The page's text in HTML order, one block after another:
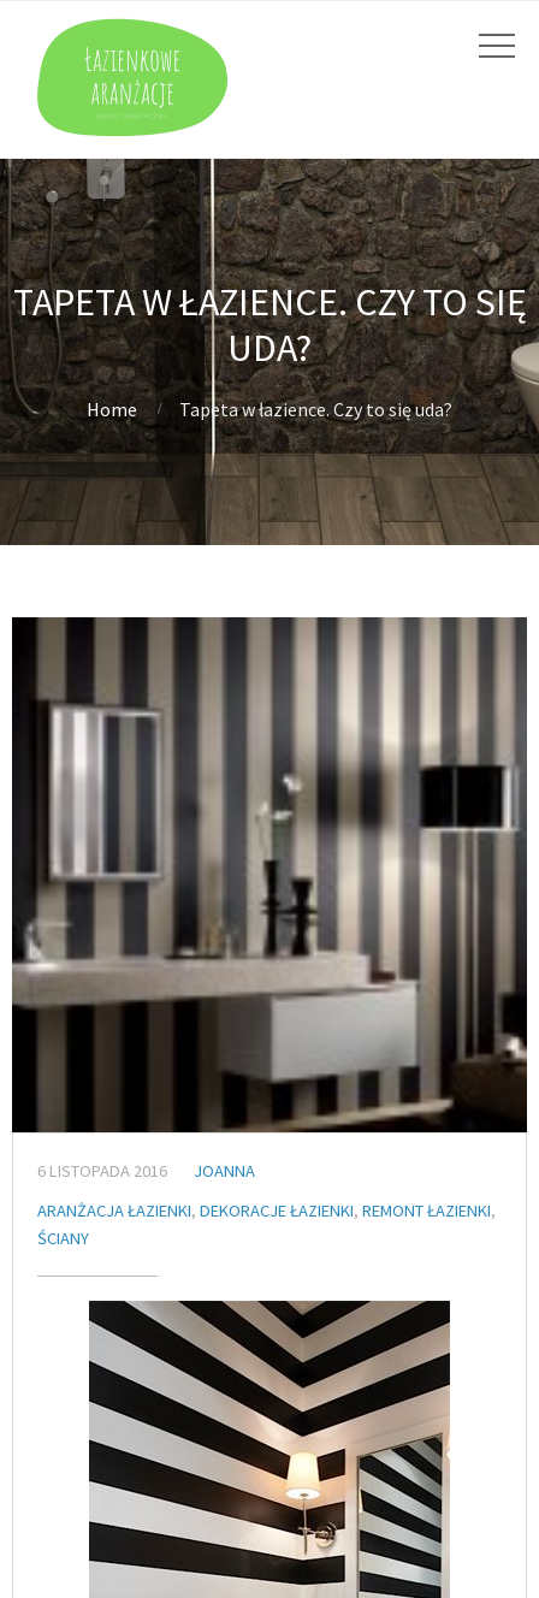
TAPETA W ŁAZIENCE. CZY TO SIĘ
UDA?
Home Tapeta w łazience. Czy to się uda?
6 LISTOPADA 2016
JOANNA
ARANŻACJA ŁAZIENKI, DEKORACJE ŁAZIENKI, REMONT ŁAZIENKI,
ŚCIANY